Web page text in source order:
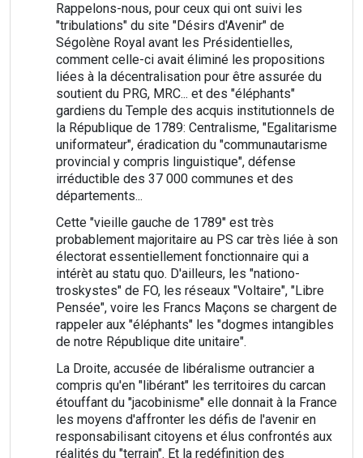
Rappelons-nous, pour ceux qui ont suivi les
"tribulations" du site "Désirs d'Avenir" de
Ségolène Royal avant les Présidentielles,
comment celle-ci avait éliminé les propositions
liées à la décentralisation pour être assurée du
soutient du PRG, MRC... et des "éléphants"
gardiens du Temple des acquis institutionnels de
la République de 1789: Centralisme, "Egalitarisme
uniformateur", éradication du "communautarisme
provincial y compris linguistique", défense
irréductible des 37 000 communes et des
départements...
Cette "vieille gauche de 1789" est très
probablement majoritaire au PS car très liée à son
électorat essentiellement fonctionnaire qui a
intérèt au statu quo. D'ailleurs, les "nationo-
troskystes" de FO, les réseaux "Voltaire", "Libre
Pensée", voire les Francs Maçons se chargent de
rappeler aux "éléphants" les "dogmes intangibles
de notre République dite unitaire".
La Droite, accusée de libéralisme outrancier a
compris qu'en "libérant" les territoires du carcan
étouffant du "jacobinisme" elle donnait à la France
les moyens d'affronter les défis de l'avenir en
responsabilisant citoyens et élus confrontés aux
réalités du "terrain". Et la redéfinition des